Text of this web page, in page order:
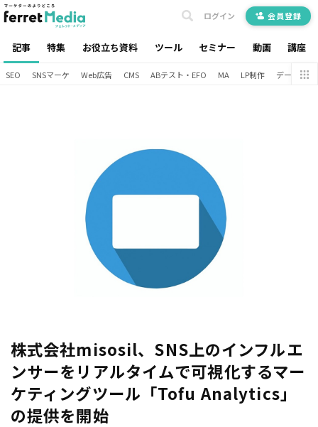
記事 特集 お役立ち資料 ツール セミナー 動画 講座
ログイン 会員登録
SEO SNSマーケ Web広告 CMS ABテスト・EFO MA LP制作 データ分析
株式会社misosil、SNS上のインフルエ
ンサーをリアルタイムで可視化するマー
ケティングツール「Tofu Analytics」
の提供を開始